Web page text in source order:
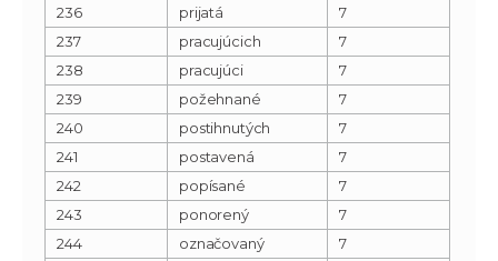
236
prijatá
7
237
pracujúcich
7
238
pracujúci
7
239
požehnané
7
240
postihnutých
7
241
postavená
7
242
popísané
7
243
ponorený
7
244
označovaný
7